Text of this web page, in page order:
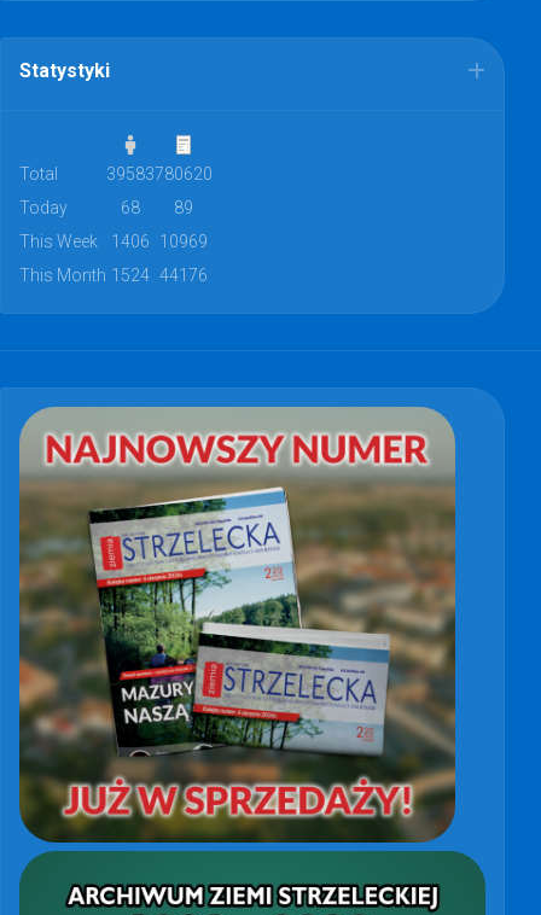
Statystyki
Total 39583780620
Today
68
89
This Week
1406
10969
This Month 1524 44176